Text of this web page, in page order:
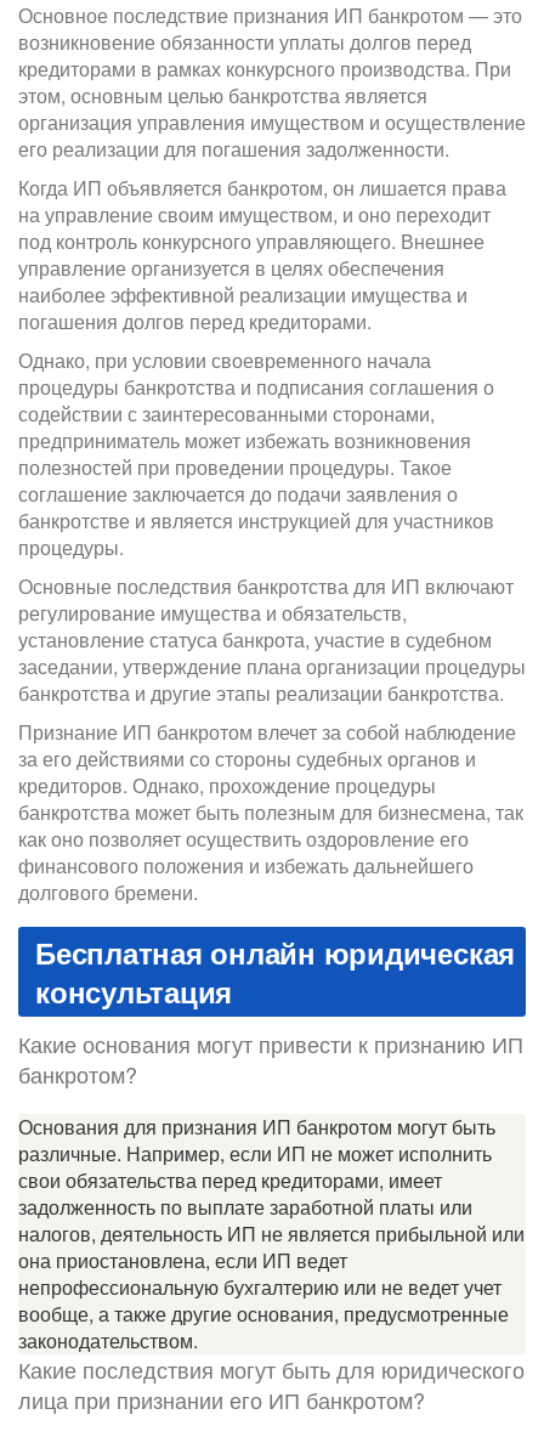
Основное последствие признания ИП банкротом — это
возникновение обязанности уплаты долгов перед
кредиторами в рамках конкурсного производства. При
этом, основным целью банкротства является
организация управления имуществом и осуществление
его реализации для погашения задолженности.
Когда ИП объявляется банкротом, он лишается права
на управление своим имуществом, и оно переходит
под контроль конкурсного управляющего. Внешнее
управление организуется в целях обеспечения
наиболее эффективной реализации имущества и
погашения долгов перед кредиторами.
Однако, при условии своевременного начала
процедуры банкротства и подписания соглашения о
содействии с заинтересованными сторонами,
предприниматель может избежать возникновения
полезностей при проведении процедуры. Такое
соглашение заключается до подачи заявления о
банкротстве и является инструкцией для участников
процедуры.
Основные последствия банкротства для ИП включают
регулирование имущества и обязательств,
установление статуса банкрота, участие в судебном
заседании, утверждение плана организации процедуры
банкротства и другие этапы реализации банкротства.
Признание ИП банкротом влечет за собой наблюдение
за его действиями со стороны судебных органов и
кредиторов. Однако, прохождение процедуры
банкротства может быть полезным для бизнесмена, так
как оно позволяет осуществить оздоровление его
финансового положения и избежать дальнейшего
долгового бремени.
Бесплатная онлайн юридическая
консультация
Какие основания могут привести к признанию ИП
банкротом?
Основания для признания ИП банкротом могут быть
различные. Например, если ИП не может исполнить
свои обязательства перед кредиторами, имеет
задолженность по выплате заработной платы или
налогов, деятельность ИП не является прибыльной или
она приостановлена, если ИП ведет
непрофессиональную бухгалтерию или не ведет учет
вообще, а также другие основания, предусмотренные
законодательством.
Какие последствия могут быть для юридического
лица при признании его ИП банкротом?